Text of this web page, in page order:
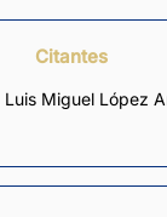
Citantes
Luis Miguel López